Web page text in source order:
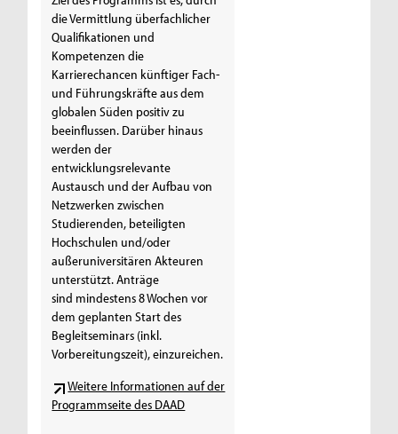
die Vermittlung überfachlicher
Qualifikationen und
Kompetenzen die
Karrierechancen künftiger Fach-
und Führungskräfte aus dem
globalen Süden positiv zu
beeinflussen. Darüber hinaus
werden der
entwicklungsrelevante
Austausch und der Aufbau von
Netzwerken zwischen
Studierenden, beteiligten
Hochschulen und/oder
außeruniversitären Akteuren
unterstützt. Anträge
sind mindestens 8 Wochen vor
dem geplanten Start des
Begleitseminars (inkl.
Vorbereitungszeit), einzureichen.
Weitere Informationen auf der
Programmseite des DAAD